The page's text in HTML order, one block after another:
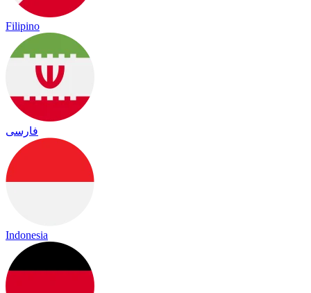
Filipino
فارسی
Indonesia